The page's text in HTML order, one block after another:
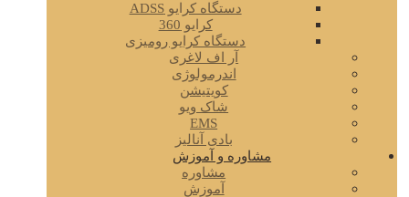
دستگاه کرایو ADSS
کرایو 360
دستگاه کرایو رومیزی
آر اف لاغری
اندرمولوژی
کویتیشن
شاک ویو
EMS
بادی آنالیز
مشاوره و آموزش
مشاوره
آموزش